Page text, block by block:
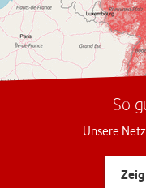
So
Unsere